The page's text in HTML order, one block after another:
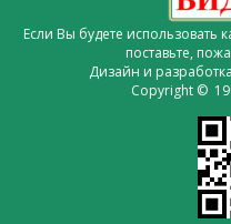
Если Вы будете использовать
поставьте,
Дизайн и
Copyright ©